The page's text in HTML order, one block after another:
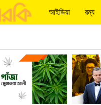
আইডিয়া রম্য